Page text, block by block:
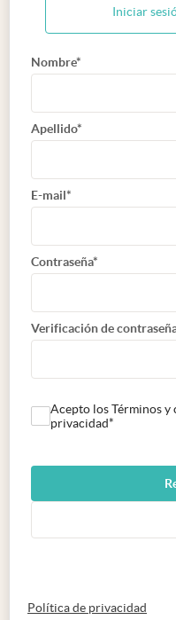
Iniciar
Nombre*
Apellido*
E-mail*
Contraseña*
Verificación de
Acepto los Términos
privacidad*
Política de privacidad